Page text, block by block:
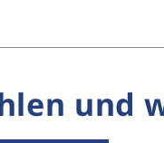
und